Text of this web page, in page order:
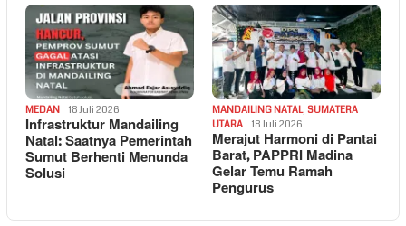
MEDAN 18 Juli 2026
Infrastruktur Mandailing
Natal: Saatnya Pemerintah
Sumut Berhenti Menunda
Solusi
MANDAILING NATAL, SUMATERA
UTARA
18 Juli 2026
Merajut Harmoni di Pantai
Barat, PAPPRI Madina
Gelar Temu Ramah
Pengurus